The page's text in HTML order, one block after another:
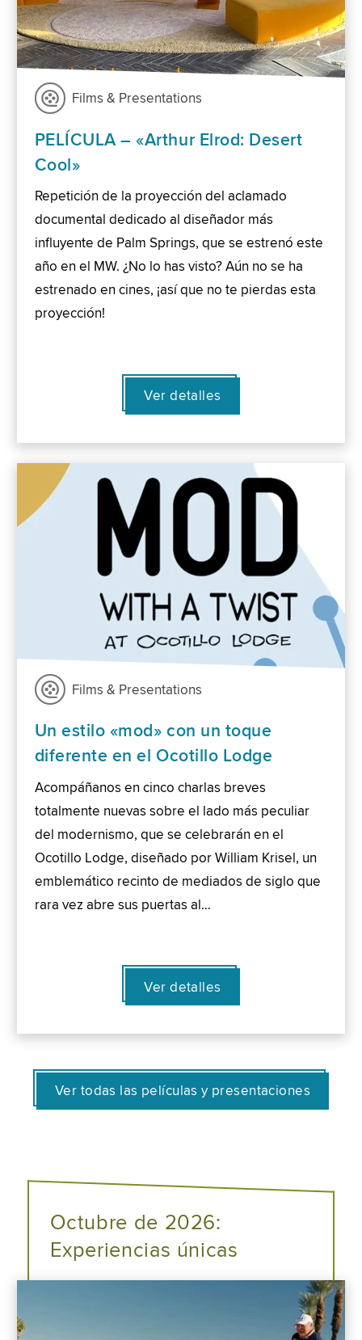
Films & Presentations
PELÍCULA – «Arthur Elrod: Desert
Cool»
Repetición de la proyección del aclamado
documental dedicado al diseñador más
influyente de Palm Springs, que se estrenó este
año en el MW. ¿No lo has visto? Aún no se ha
estrenado en cines, ¡así que no te pierdas esta
proyección!
Ver detalles
Films & Presentations
Un estilo «mod» con un toque
diferente en el Ocotillo Lodge
Acompáñanos en cinco charlas breves
totalmente nuevas sobre el lado más peculiar
del modernismo, que se celebrarán en el
Ocotillo Lodge, diseñado por William Krisel, un
emblemático recinto de mediados de siglo que
rara vez abre sus puertas al…
Ver detalles
Ver todas las películas y presentaciones
Octubre de 2026:
Experiencias únicas